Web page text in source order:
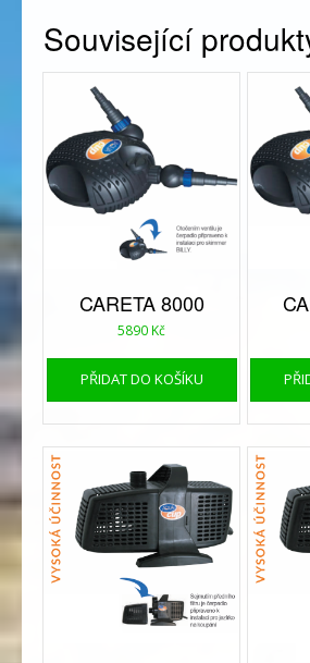
Související
CARETA 8000
5890 Kč
PŘIDAT DO KOŠÍKU